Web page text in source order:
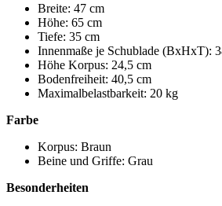
Breite: 47 cm
Höhe: 65 cm
Tiefe: 35 cm
Innenmaße je Schublade (BxHxT):
Höhe Korpus: 24,5 cm
Bodenfreiheit: 40,5 cm
Maximalbelastbarkeit: 20 kg
Farbe
Korpus: Braun
Beine und Griffe: Grau
Besonderheiten